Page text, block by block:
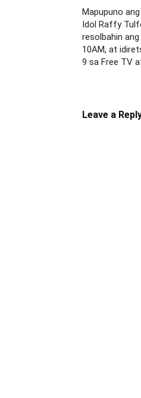
Mapupuno
Idol Raffy
resolbahin
10AM, at
9 sa Free TV
Leave a